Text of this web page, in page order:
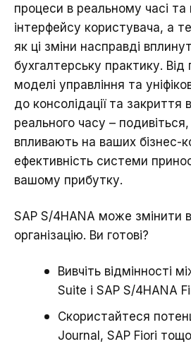
процеси в реальному часі
інтерфейсу користувача, а
як ці зміни насправді
бухгалтерську практику. Від
моделі управління та
до консолідації та закриття
реального часу –
впливають на ваших бізнес-
ефективність системи
вашому прибутку.
SAP S/4HANA може змінити
організацію. Ви готові?
Вивчіть відмінності
Suite і SAP S/4HANA
Скористайтеся
Journal, SAP Fiori тощо